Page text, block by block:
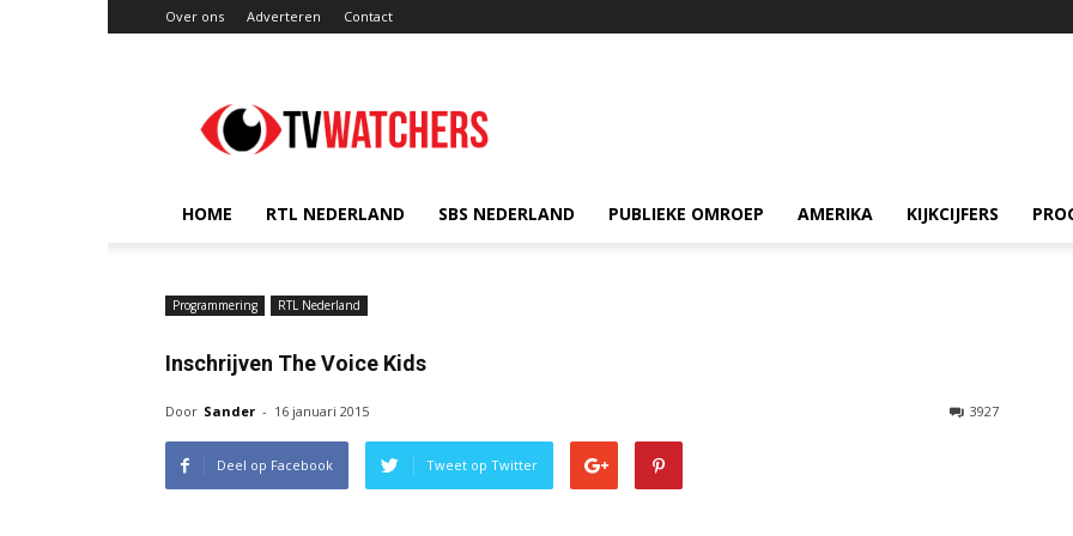
Over ons Adverteren Contact
HOME RTL NEDERLAND SBS NEDERLAND PUBLIEKE OMROEP AMERIKA KIJKCIJFERS
Programmering RTL Nederland
Inschrijven The Voice Kids
Door Sander - 16 januari 2015 3927
Deel op Facebook Tweet op Twitter